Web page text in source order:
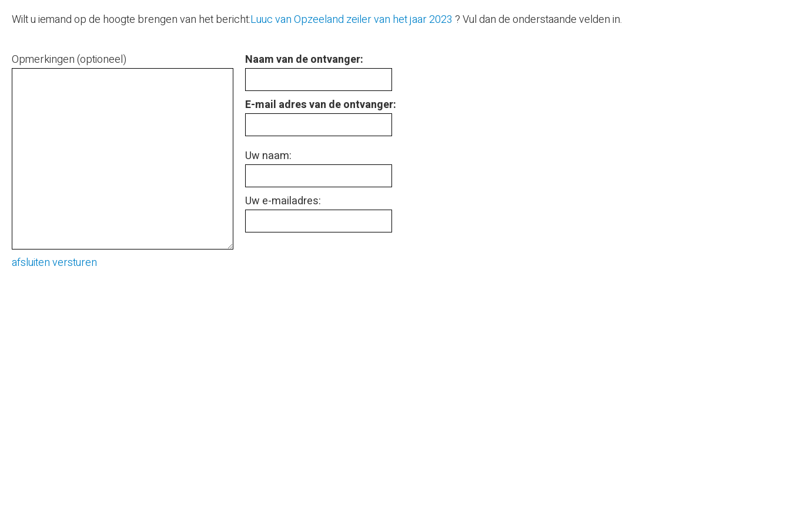
Wilt u iemand op de hoogte brengen van het bericht:Luuc van Opzeeland zeiler van het jaar 2023 ? Vul dan de onderstaande velden in.
Opmerkingen (optioneel) Naam van de ontvanger:
E-mail adres van de ontvanger:
Uw naam:
Uw e-mailadres:
afsluitenversturen